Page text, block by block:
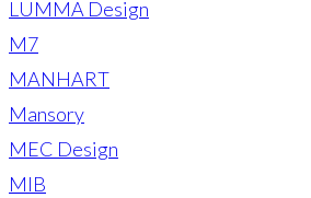
LUMMA Design
M7
MANHART
Mansory
MEC Design
MIB